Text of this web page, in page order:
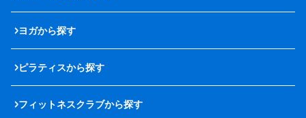
ヨガから探す
ピラティスから探す
フィットネスクラブから探す